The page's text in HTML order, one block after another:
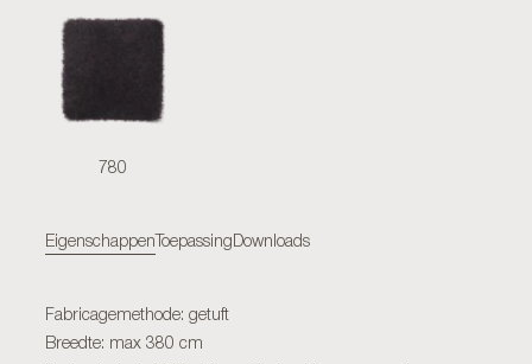
780
Eigenschappen Toepassing Downloads
Fabricagemethode: getuft
Breedte: max 380 cm